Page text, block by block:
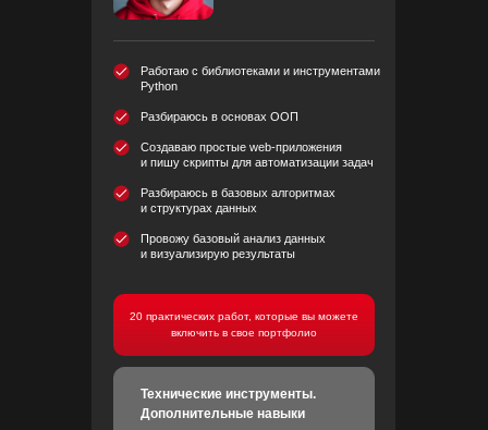
Работаю с библиотеками и инструментами
Python
Разбираюсь в базовых алгоритмах
и структурах данных
Разбираюсь в основах ООП
Провожу базовый анализ данных
и визуализирую результаты
Создаваю простые web-приложения
и пишу скрипты для автоматизации задач
Технические инструменты.
Дополнительные навыки
20 практических работ, которые вы можете
включить в свое портфолио